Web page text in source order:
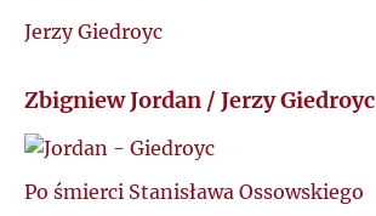
Jerzy Giedroyc
Zbigniew Jordan / Jerzy Giedroyc
Po śmierci Stanisława Ossowskiego